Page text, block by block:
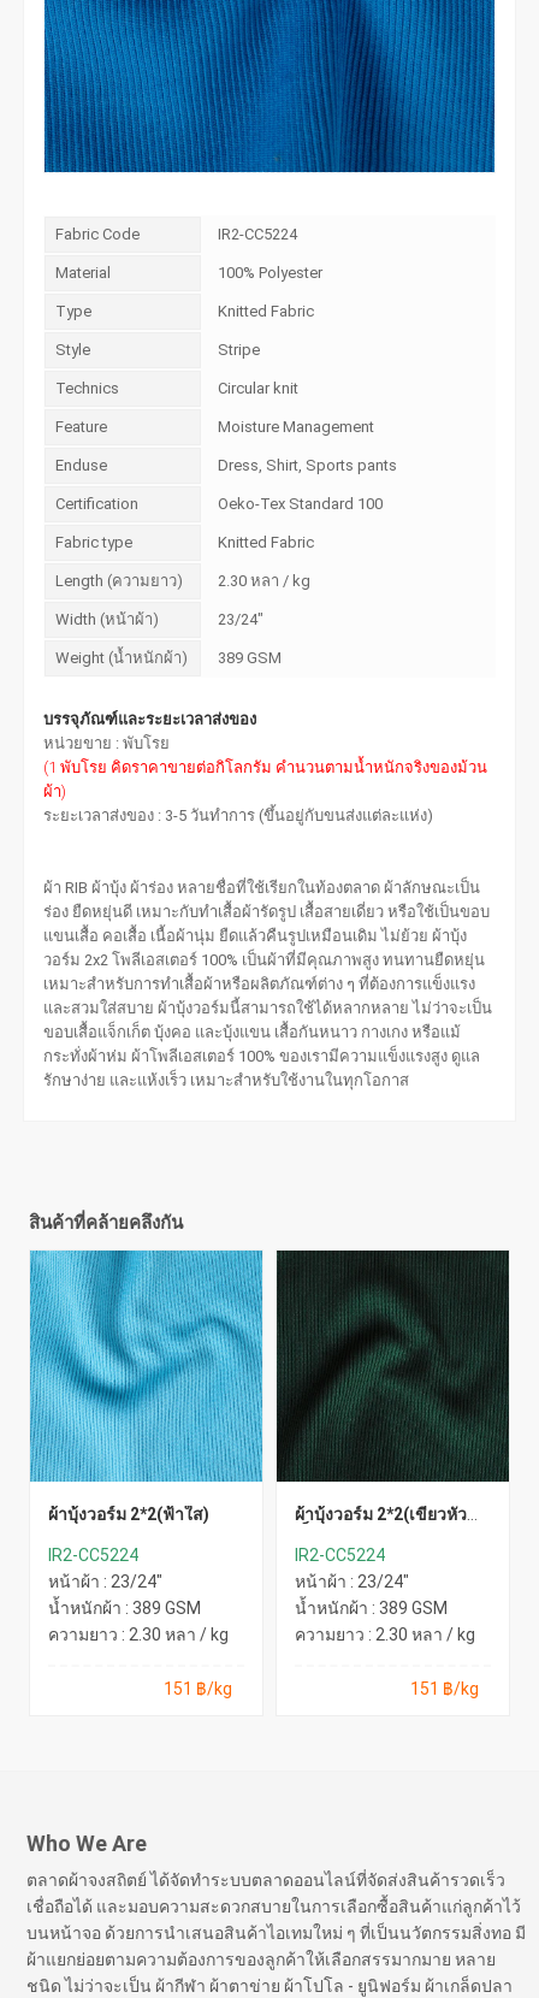
Fabric Code IR2-CC5224
Material 100% Polyester
Type Knitted Fabric
Style Stripe
Technics Circular knit
Feature Moisture Management
Enduse Dress, Shirt, Sports pants
Certification Oeko-Tex Standard 100
Fabric type Knitted Fabric
Length (ความยาว) 2.30 หลา / kg
Width (หน้าผ้า) 23/24"
Weight (น้ำหนักผ้า) 389 GSM
บรรจุภัณฑ์และระยะเวลาส่งของ
หน่วยขาย : พับโรย
(1 พับโรย คิดราคาขายต่อกิโลกรัม คำนวนตามน้ำหนักจริงของม้วน
ผ้า)
ระยะเวลาส่งของ : 3-5 วันทำการ (ขึ้นอยู่กับขนส่งแต่ละแห่ง)
ผ้า RIB ผ้าบุ้ง ผ้าร่อง หลายชื่อที่ใช้เรียกในท้องตลาด ผ้าลักษณะเป็น
ร่อง ยืดหยุ่นดี เหมาะกับทำเสื้อผ้ารัดรูป เสื้อสายเดี่ยว หรือใช้เป็นขอบ
แขนเสื้อ คอเสื้อ เนื้อผ้านุ่ม ยืดแล้วคืนรูปเหมือนเดิม ไม่ย้วย ผ้าบุ้ง
วอร์ม 2x2 โพลีเอสเตอร์ 100% เป็นผ้าที่มีคุณภาพสูง ทนทานยืดหยุ่น
เหมาะสำหรับการทำเสื้อผ้าหรือผลิตภัณฑ์ต่าง ๆ ที่ต้องการแข็งแรง
และสวมใส่สบาย ผ้าบุ้งวอร์มนี้สามารถใช้ได้หลากหลาย ไม่ว่าจะเป็น
ขอบเสื้อแจ็กเก็ต บุ้งคอ และบุ้งแขน เสื้อกันหนาว กางเกง หรือแม้
กระทั่งผ้าห่ม ผ้าโพลีเอสเตอร์ 100% ของเรามีความแข็งแรงสูง ดูแล
รักษาง่าย และแห้งเร็ว เหมาะสำหรับใช้งานในทุกโอกาส
สินค้าที่คล้ายคลึงกัน
ผ้าบุ้งวอร์ม 2*2(ฟ้าใส)
IR2-CC5224
หน้าผ้า : 23/24"
น้ำหนักผ้า : 389 GSM
ความยาว : 2.30 หลา / kg
151 ฿/kg
ผ้าบุ้งวอร์ม 2*2(เขียวหัว
IR2-CC5224
หน้าผ้า : 23/24"
น้ำหนักผ้า : 389 GSM
ความยาว : 2.30 หลา / kg
151 ฿/kg
Who We Are
ตลาดผ้าจงสถิตย์ ได้จัดทำระบบตลาดออนไลน์ที่จัดส่งสินค้ารวดเร็ว
เชื่อถือได้ และมอบความสะดวกสบายในการเลือกซื้อสินค้าแก่ลูกค้าไว้
บนหน้าจอ ด้วยการนำเสนอสินค้าไอเทมใหม่ ๆ ที่เป็นนวัตกรรมสิ่งทอ มี
ผ้าแยกย่อยตามความต้องการของลูกค้าให้เลือกสรรมากมาย หลาย
ชนิด ไม่ว่าจะเป็น ผ้ากีฬา ผ้าตาข่าย ผ้าโปโล - ยูนิฟอร์ม ผ้าเกล็ดปลา